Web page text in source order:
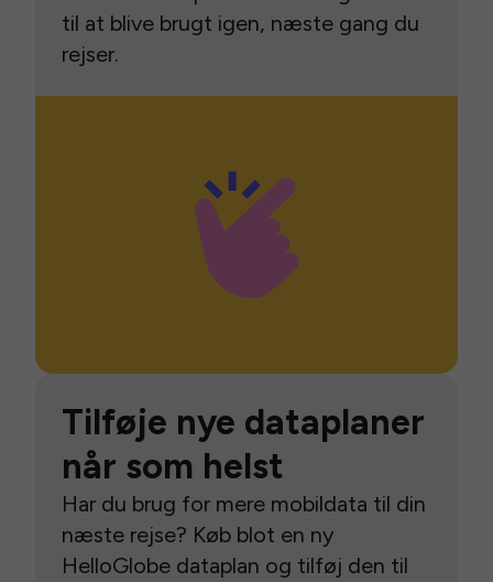
til at blive brugt igen, næste gang du
rejser.
Tilføje nye dataplaner
når som helst
Har du brug for mere mobildata til din
næste rejse? Køb blot en ny
HelloGlobe dataplan og tilføj den til